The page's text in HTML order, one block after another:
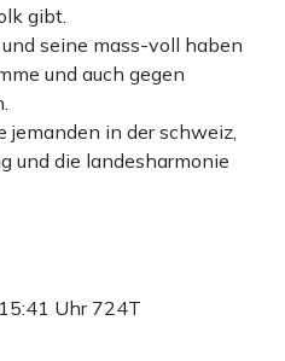
gibt.
seine mass-voll haben
und auch gegen
jemanden in der schweiz,
und die landesharmonie
Uhr 724T